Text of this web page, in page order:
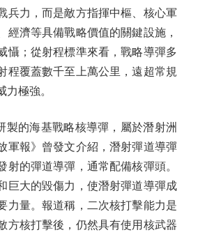
兵力，而是敵方指揮中樞、核心軍
經濟等具備戰略價值的關鍵設施，
懾；從射程標準來看，戰略導彈多
程覆蓋數千至上萬公里，遠超常規
力極強。
的海基戰略核導彈，屬於潛射洲
軍報》曾發文介紹，潛射彈道導彈
射的彈道導彈，通常配備核彈頭。
巨大的毀傷力，使潛射彈道導彈成
力量。報道稱，二次核打擊能力是
方核打擊後，仍然具有使用核武器